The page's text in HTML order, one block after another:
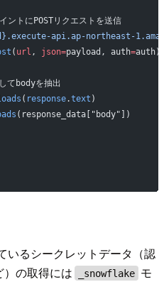
トにPOSTリクエストを送信
api.ap-northeast-
( url , json=payload, auth=auth)
てbodyを抽出
( response.text )
(response_data["body"])
いるシークレットデータ（認
の取得には
_snowflake モ